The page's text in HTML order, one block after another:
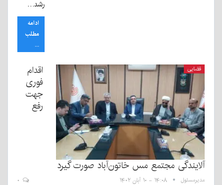
رشد…
ادامه
مطلب
...
قضایی
اقدام
فوری
جهت
رفع
آلایندگی مجتمع مس خاتون‌آباد صورت گیرد
مدیرمسئول ۱۴:۰۸ - ۱۰ آبان ۱۴۰۲